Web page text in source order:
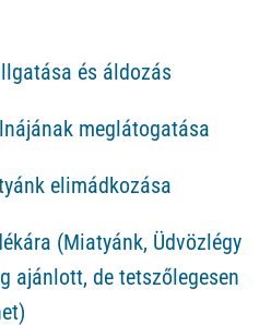
és áldozás
meglátogatása
elimádkozása
(Miatyánk, Üdvözlégy
ajánlott, de tetszőlegesen